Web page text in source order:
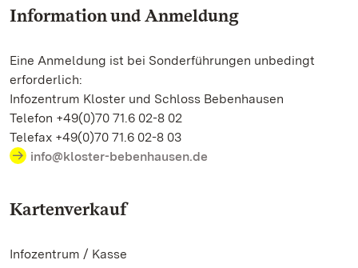
Information und Anmeldung
Eine Anmeldung ist bei Sonderführungen unbedingt
erforderlich:
Infozentrum Kloster und Schloss Bebenhausen
Telefon +49(0)70 71.6 02-8 02
Telefax +49(0)70 71.6 02-8 03
info@kloster-bebenhausen.de
Kartenverkauf
Infozentrum / Kasse